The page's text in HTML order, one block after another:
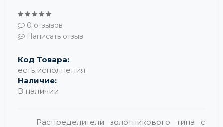
0 отзывов
Написать отзыв
Код Товара:
есть исполнения
Наличие:
В наличии
Распределители золотникового типа с